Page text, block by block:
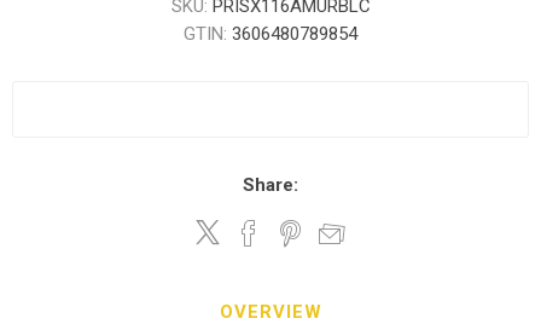
SKU: PRISX116AMURBLC
GTIN: 3606480789854
Share:
OVERVIEW